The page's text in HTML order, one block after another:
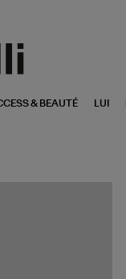
& BEAUTÉ LUI